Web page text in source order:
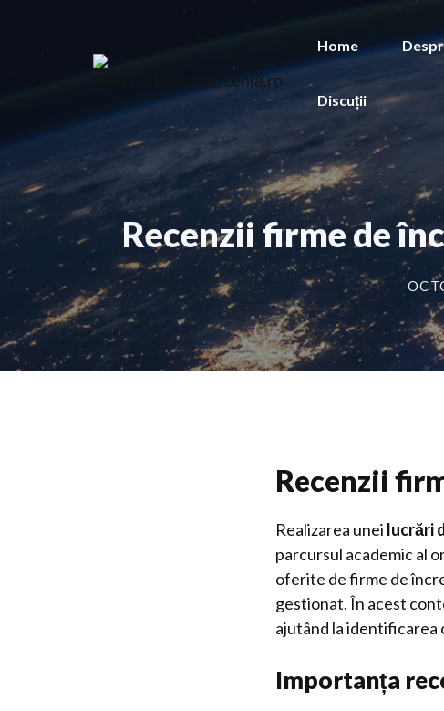
Home
Discuții
Recenzii firme de
Recenzii
Realizarea unei lucrări
parcursul academic al
oferite de firme de
gestionat. În acest
ajutând la identificarea
Importanța